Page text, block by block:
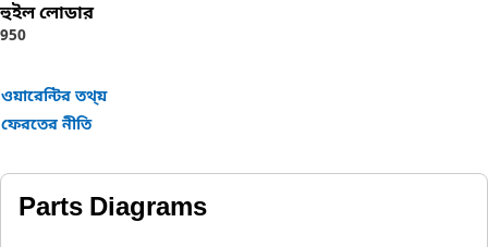
হুইল লোডার
950
ওয়ারেন্টির তথ্য়
ফেরতের নীতি
Parts Diagrams